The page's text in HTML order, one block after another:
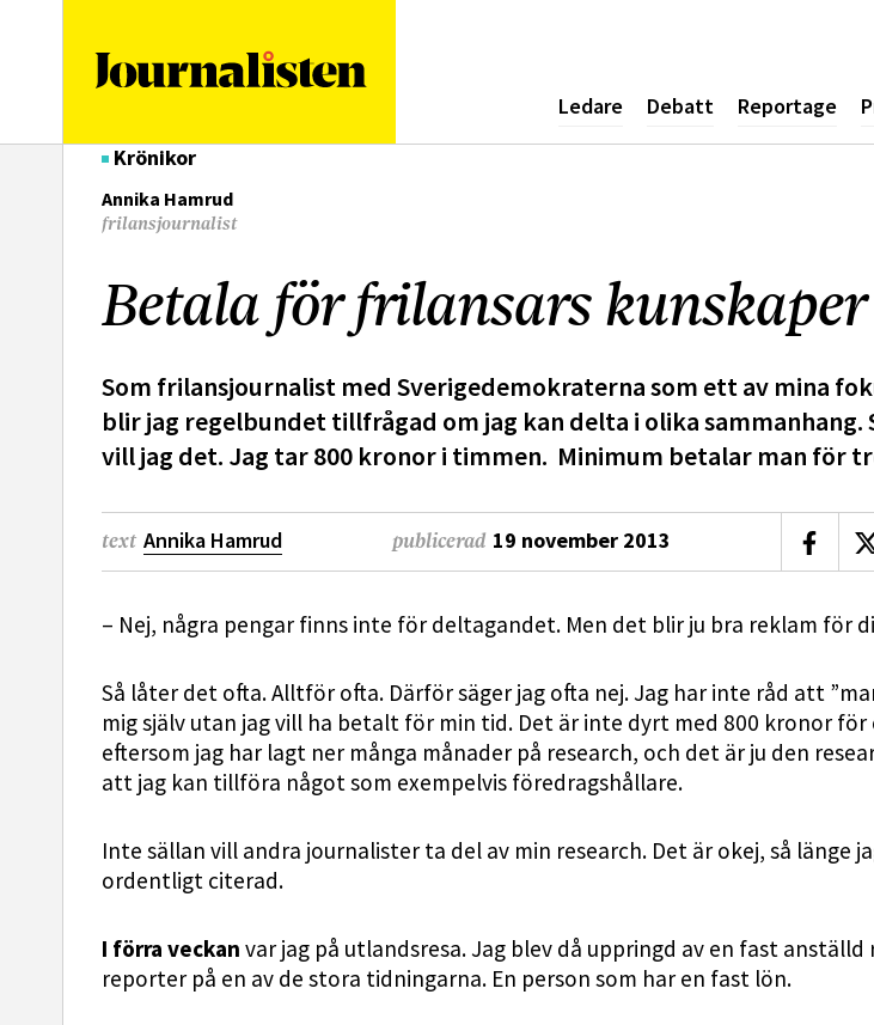
Ledare Debatt Reportage
Krönikor
Annika Hamrud
frilansjournalist
Betala för frilansars kunskaper
Som frilansjournalist med Sverigedemokraterna som ett av mina
blir jag regelbundet tillfrågad om jag kan delta i olika sammanhang.
vill jag det. Jag tar 800 kronor i timmen. Minimum betalar man för
text Annika Hamrud publicerad 19 november 2013 Dela
– Nej, några pengar finns inte för deltagandet. Men det blir ju bra reklam för
Så låter det ofta. Alltför ofta. Därför säger jag ofta nej. Jag har inte råd att
mig själv utan jag vill ha betalt för min tid. Det är inte dyrt med 800 kronor för
eftersom jag har lagt ner många månader på research, och det är ju den
att jag kan tillföra något som exempelvis föredragshållare.
Inte sällan vill andra journalister ta del av min research. Det är okej, så länge
ordentligt citerad.
I förra veckan var jag på utlandsresa. Jag blev då uppringd av en fast anställd
reporter på en av de stora tidningarna. En person som har en fast lön.